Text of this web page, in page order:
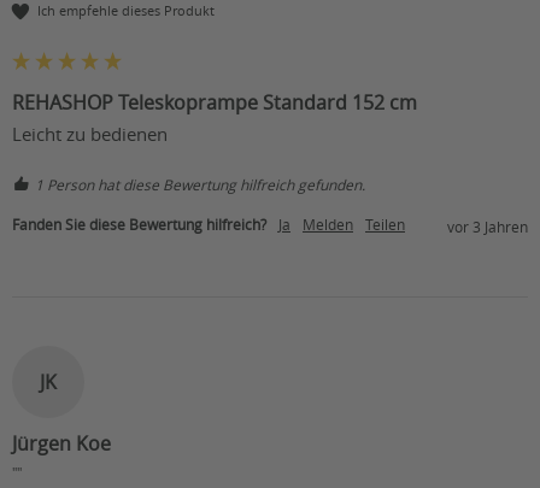
Ich empfehle dieses Produkt
REHASHOP Teleskoprampe Standard 152 cm
Leicht zu bedienen
1 Person hat diese Bewertung hilfreich gefunden.
Fanden Sie diese Bewertung hilfreich? Ja Melden Teilen vor 3 Jahren
JK
Jürgen Koe
""